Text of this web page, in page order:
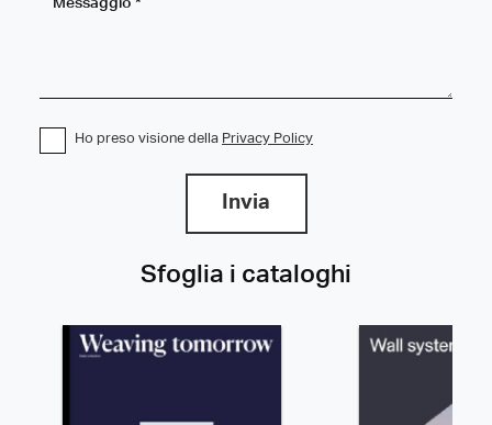
Sfoglia i cataloghi
Ho preso visione della Privacy Policy
Invia